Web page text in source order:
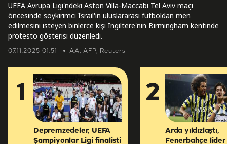
UEFA Avrupa Ligi'ndeki Aston Villa-Maccabi Tel Aviv maçı
öncesinde soykırımcı İsrail'in uluslararası futboldan men
edilmesini isteyen binlerce kişi İngiltere'nin Birmingham kentinde
protesto gösterisi düzenledi.
07.11.2025 01:51 AA, AFP, Reuters
1
Depremzedeler, UEFA
Şampiyonlar Ligi finalisti
2
Arda yıldızlaştı,
Fenerbahçe lider